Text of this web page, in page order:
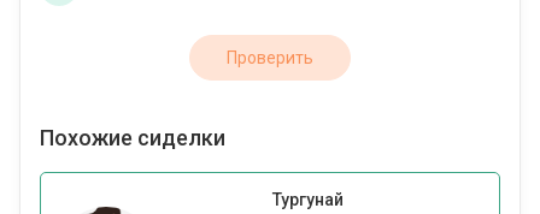
Проверить
Похожие сиделки
Тургунай